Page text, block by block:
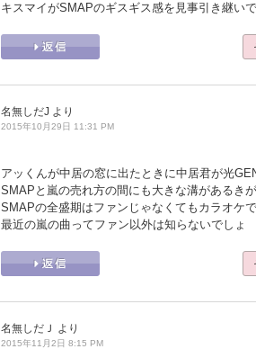
キスマイがSMAPのギスギス感を見事引き継い
名無しだJ より
2015年10月29日 11:31 PM
アッくんが中居の窓に出たときに中居君が光
SMAPと嵐の売れ方の間にも大きな溝があるきが
SMAPの全盛期はファンじゃなくてもカラオケ
最近の嵐の曲ってファン以外は知らないでしょ
名無しだＪ より
2015年11月2日 8:15 PM